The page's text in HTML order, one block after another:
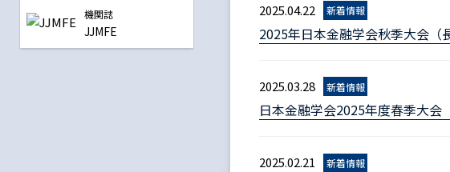
機関誌
JJMFE
2025.04.22 新着情報
2025年日本金融学会秋季大会（
2025.03.28 新着情報
日本金融学会2025年度春季大会
2025.02.21 新着情報